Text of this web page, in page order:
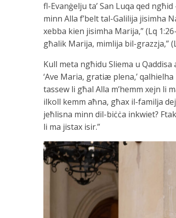
fl-Evanġelju ta’ San Luqa qed
minn Alla f’belt tal-Galilija jisimha
xebba kien jisimha Marija,” (Lq
għalik Marija, mimlija bil-grazzja,”
Kull meta ngħidu Sliema u
‘Ave Maria, gratiæ plena,’
tassew li għal Alla m’hemm xejn li
ilkoll kemm aħna, għax il-familja
jeħlisna minn dil-biċċa inkwiet?
li ma jistax isir.”